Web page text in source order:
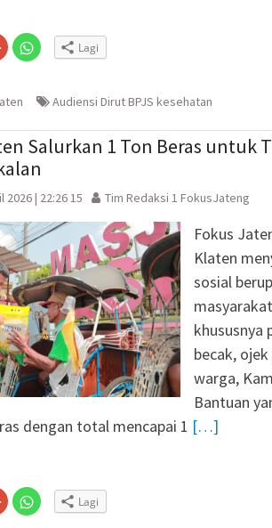
Klik
untuk
berbagi
(Membuka
di
yang
baru)
Klik
untuk
di
jendela
baru)
Lagi
Audiensi Dirut BPJS kesehatan
Salurkan 1 Ton Beras untuk
2026 | 22:26 15 Tim Redaksi 1 FokusJateng
Fokus
Klaten
sosial
khususnya
becak,
warga,
Bantuan
dengan total mencapai 1 […]
Klik
untuk
berbagi
Klik
untuk Lagi